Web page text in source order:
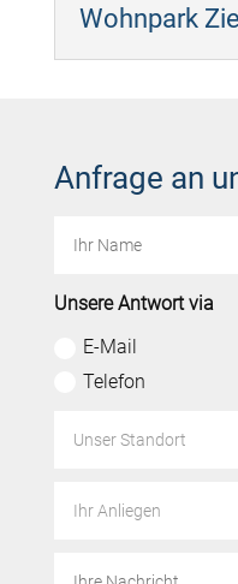
Wohnpark
Anfrage an
Unsere Antwort via
E-Mail
Telefon